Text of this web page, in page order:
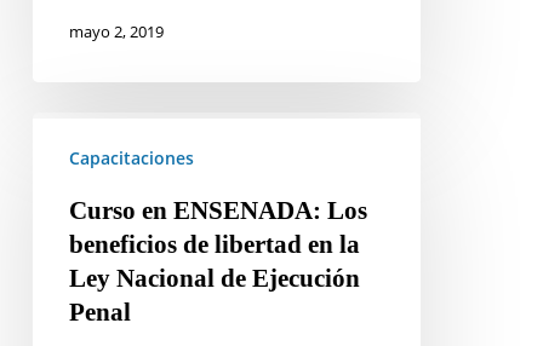
mayo 2, 2019
beneficios
libertad
Capacitaciones
Curso en ENSENADA: Los
beneficios de libertad en la
Ley Nacional de Ejecución
Penal